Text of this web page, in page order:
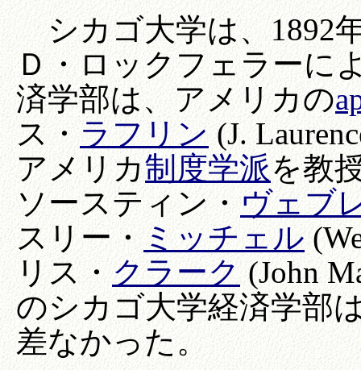
シカゴ大学は、1892
Ｄ・ロックフェラーに
済学部は、アメリカの
ス・ラフリン(J.
アメリカ制度学派を教
ソースティン・ヴェブ
スリー・ミッチェル
リス・クラーク(John
のシカゴ大学経済学部
差なかった。